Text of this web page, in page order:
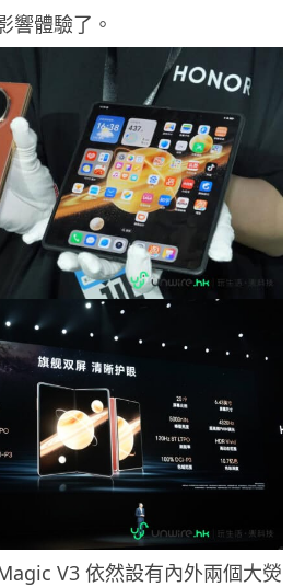
響體驗了。
V3 依然設有內外兩個大熒